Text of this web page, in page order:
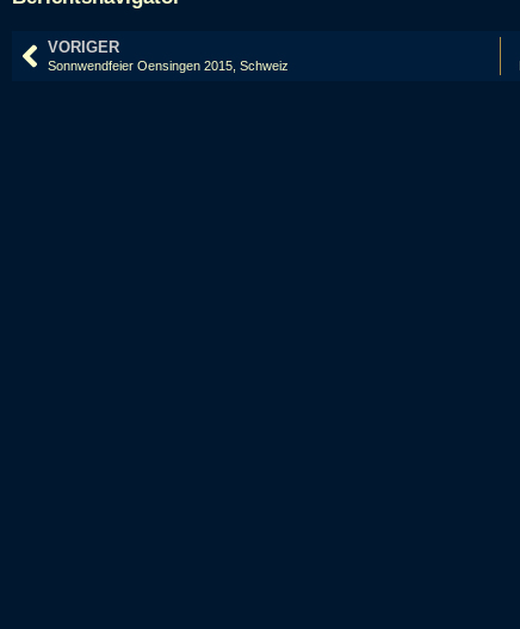
VORIGER
Sonnwendfeier Oensingen 2015, Schweiz